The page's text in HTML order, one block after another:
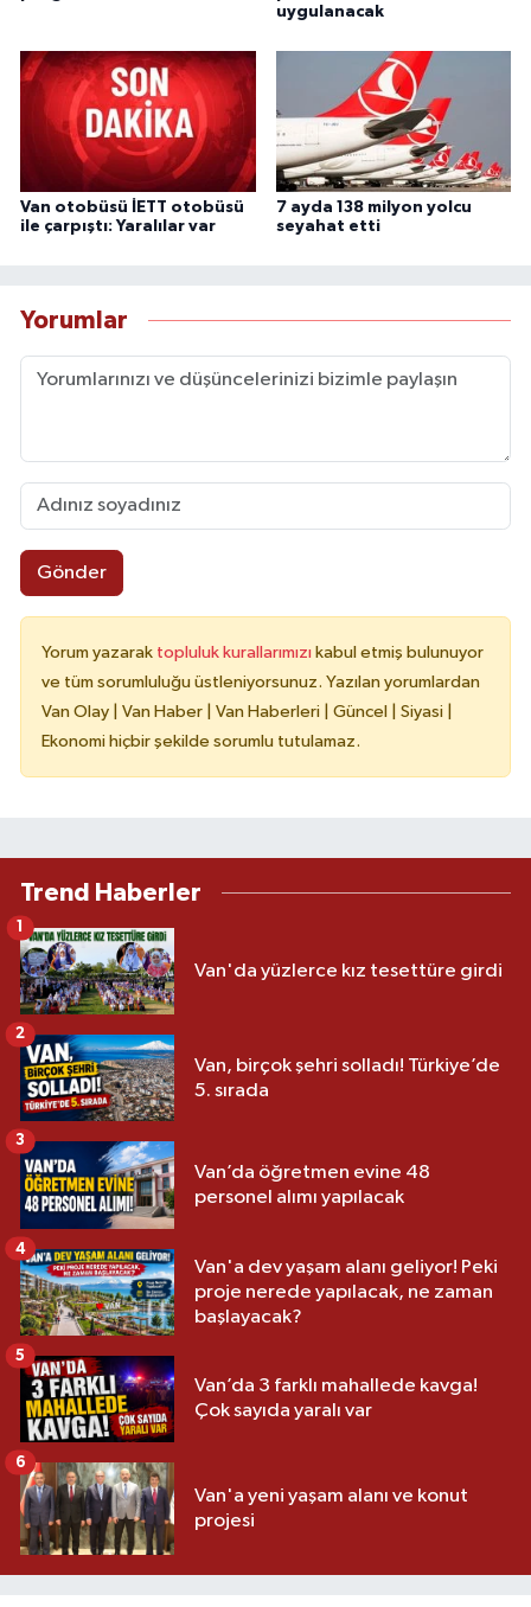
uygulanacak
Van otobüsü İETT otobüsü
ile çarpıştı: Yaralılar var
7 ayda 138 milyon yolcu
seyahat etti
Yorumlar
Gönder
Yorum yazarak topluluk kurallarımızı kabul etmiş bulunuyor
ve tüm sorumluluğu üstleniyorsunuz. Yazılan yorumlardan
Van Olay | Van Haber | Van Haberleri | Güncel | Siyasi |
Ekonomi hiçbir şekilde sorumlu tutulamaz.
Trend Haberler
Van'da yüzlerce kız tesettüre girdi
Van, birçok şehri solladı! Türkiye’de
5. sırada
2
Van’da öğretmen evine 48
personel alımı yapılacak
3
Van'a dev yaşam alanı geliyor! Peki
proje nerede yapılacak, ne zaman
başlayacak?
4
Van’da 3 farklı mahallede kavga!
Çok sayıda yaralı var
5
Van'a yeni yaşam alanı ve konut
projesi
6